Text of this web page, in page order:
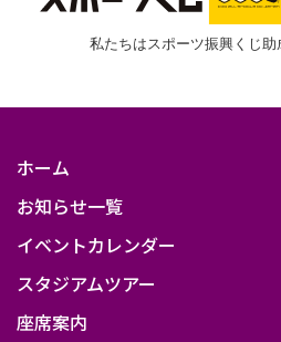
私たちはスポーツ振興くじ助
ホーム
お知らせ一覧
イベントカレンダー
スタジアムツアー
座席案内